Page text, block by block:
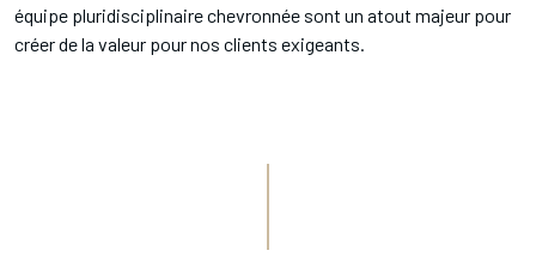
équipe pluridisciplinaire chevronnée sont un atout majeur pour
créer de la valeur pour nos clients exigeants.